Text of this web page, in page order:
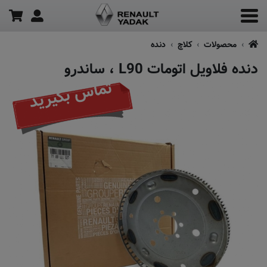
محصولات کلاچ دنده
دنده فلاویل اتومات L90 ، ساندرو
تماس بگیرید